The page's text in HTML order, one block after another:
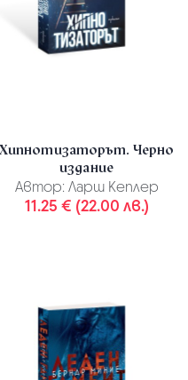
Хипнотизаторът. Черно
издание
Автор: Ларш Кеплер
11.25 € (22.00 лв.)